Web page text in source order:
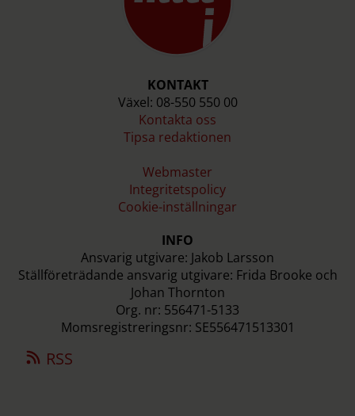
KONTAKT
Växel: 08-550 550 00
Kontakta oss
Tipsa redaktionen
Webmaster
Integritetspolicy
Cookie-inställningar
INFO
Ansvarig utgivare: Jakob Larsson
Ställföreträdande ansvarig utgivare: Frida Brooke och
Johan Thornton
Org. nr: 556471-5133
Momsregistreringsnr: SE556471513301
RSS